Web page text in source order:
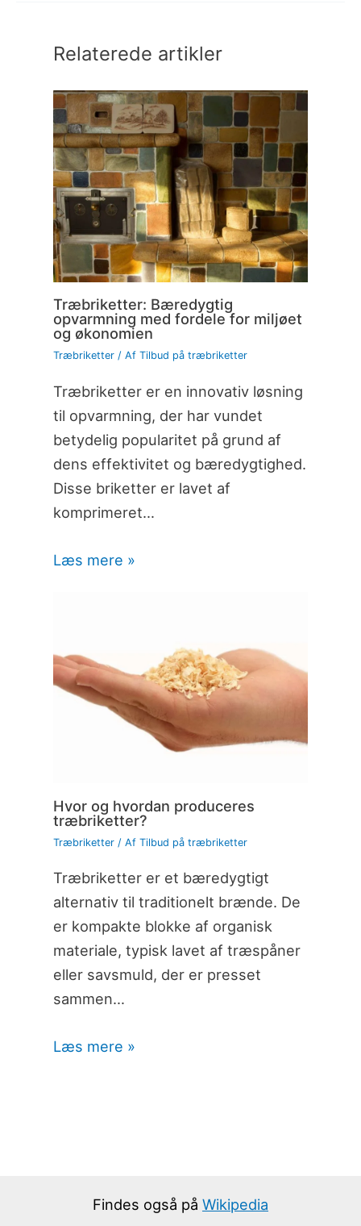
Relaterede artikler
Træbriketter: Bæredygtig
opvarmning med fordele for miljøet
og økonomien
Træbriketter/ Af Tilbud på træbriketter
Træbriketter er en innovativ løsning
til opvarmning, der har vundet
betydelig popularitet på grund af
dens effektivitet og bæredygtighed.
Disse briketter er lavet af
komprimeret…
Læs mere »
Hvor og hvordan produceres
træbriketter?
Træbriketter/ Af Tilbud på træbriketter
Træbriketter er et bæredygtigt
alternativ til traditionelt brænde. De
er kompakte blokke af organisk
materiale, typisk lavet af træspåner
eller savsmuld, der er presset
sammen…
Læs mere »
Findes også på Wikipedia